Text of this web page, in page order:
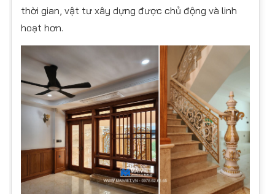
thời gian, vật tư xây dựng được chủ động và linh
hoạt hơn.